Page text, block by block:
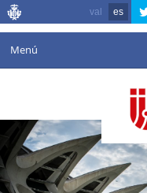
val es
Menú
Agenda
Instalaciones